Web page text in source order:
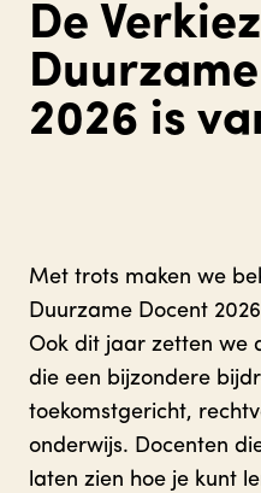
De
2026 is
Met trots maken we
Duurzame Docent
Ook dit jaar zetten we
die een bijzondere
toekomstgericht,
onderwijs. Docenten
laten zien hoe je kunt